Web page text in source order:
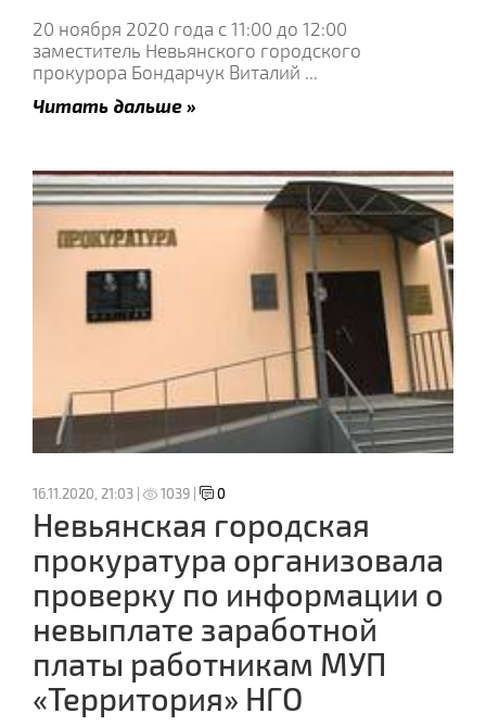
20 ноября 2020 года с 11:00 до 12:00
заместитель Невьянского городского
прокурора Бондарчук Виталий ...
Читать дальше »
16.11.2020, 21:03 | 1039 | 0
Невьянская городская
прокуратура организовала
проверку по информации о
невыплате заработной
платы работникам МУП
«Территория» НГО